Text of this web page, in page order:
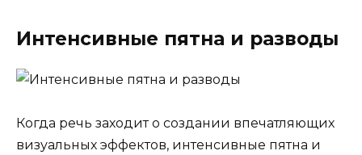
Интенсивные пятна и разводы
Когда речь заходит о создании впечатляющих
визуальных эффектов, интенсивные пятна и